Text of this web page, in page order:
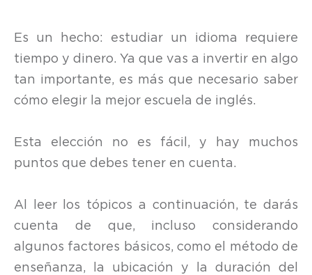
Es un hecho: estudiar un idioma requiere
tiempo y dinero. Ya que vas a invertir en algo
tan importante, es más que necesario saber
cómo elegir la mejor escuela de inglés.
Esta elección no es fácil, y hay muchos
puntos que debes tener en cuenta.
Al leer los tópicos a continuación, te darás
cuenta de que, incluso considerando
algunos factores básicos, como el método de
enseñanza, la ubicación y la duración del